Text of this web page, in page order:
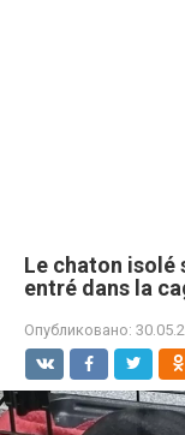
Le chaton isolé
entré dans la
Опубликовано: